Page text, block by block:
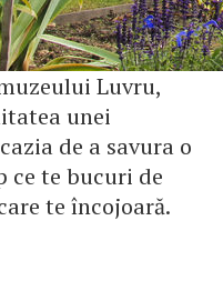
Luvru,
unei
de a savura o
ce te bucuri de
te încojoară.